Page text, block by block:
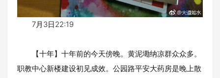
7月3日22:19
【十年】十年前的今天傍晚。黄泥墈纳凉群众众多。
职教中心新楼建设初见成效。公园路平安大药房是晚上散